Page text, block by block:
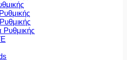
Ρυθμικής